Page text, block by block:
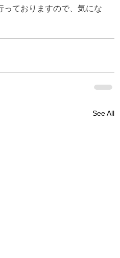
っておりますので、気にな
See All